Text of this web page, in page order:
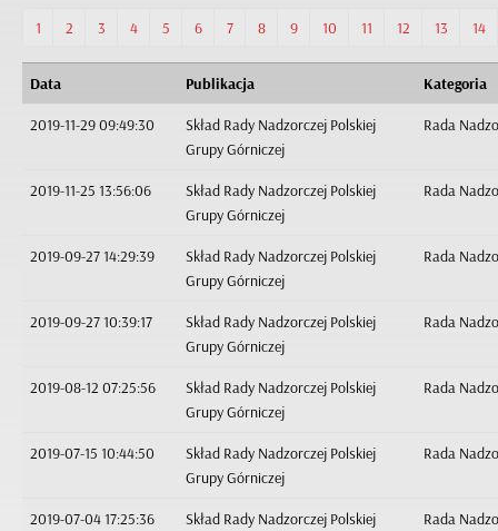
1 2 3 4 5 6 7 8 9 10 11 12 13 14
Data Publikacja Kategoria
2019-11-29 09:49:30
Skład Rady Nadzorczej Polskiej
Grupy Górniczej
Rada
2019-11-25 13:56:06
Skład Rady Nadzorczej Polskiej
Grupy Górniczej
Rada
2019-09-27 14:29:39
Skład Rady Nadzorczej Polskiej
Grupy Górniczej
Rada
2019-09-27 10:39:17
Skład Rady Nadzorczej Polskiej
Grupy Górniczej
Rada
2019-08-12 07:25:56
Skład Rady Nadzorczej Polskiej
Grupy Górniczej
Rada
2019-07-15 10:44:50
Skład Rady Nadzorczej Polskiej
Grupy Górniczej
Rada
2019-07-04 17:25:36
Skład Rady Nadzorczej Polskiej
Rada